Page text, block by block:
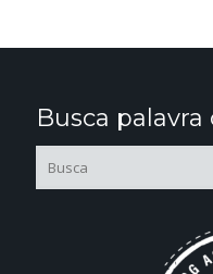
Busca palavra